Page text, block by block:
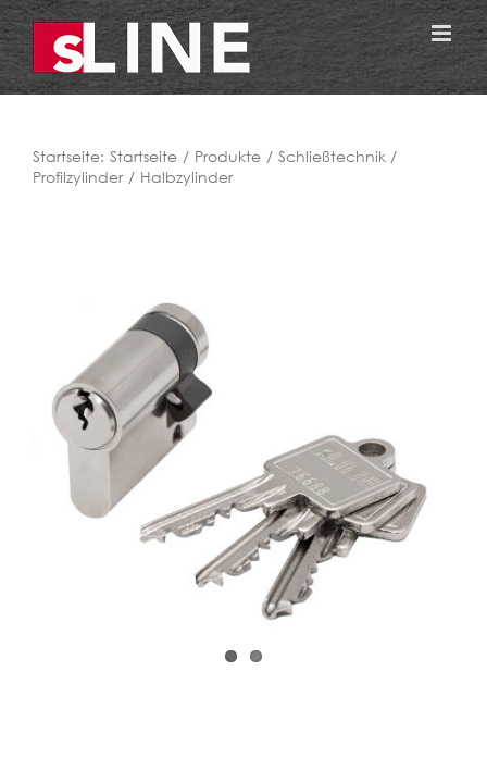
Zum
Inhalt
springen
Startseite: Startseite Produkte
Schließtechnik
Profilzylinder
Halbzylinder